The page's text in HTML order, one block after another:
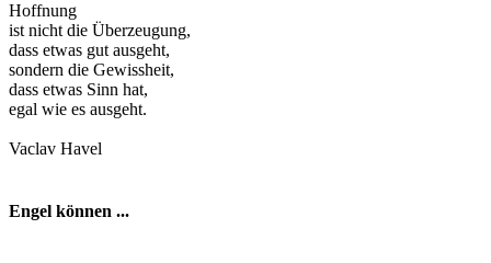
Hoffnung
ist nicht die Überzeugung,
dass etwas gut ausgeht,
sondern die Gewissheit,
dass etwas Sinn hat,
egal wie es ausgeht.
Vaclav Havel
Engel können ...